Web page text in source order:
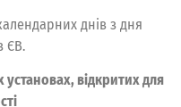
днів з дня
ЄВ.
відкритих для